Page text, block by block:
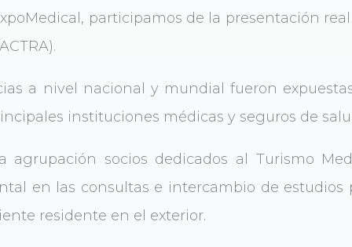
participamos de la presentación
a nivel nacional y mundial fueron
instituciones médicas y seguros de
agrupación socios dedicados al Turismo
en las consultas e intercambio de estudios
residente en el exterior.